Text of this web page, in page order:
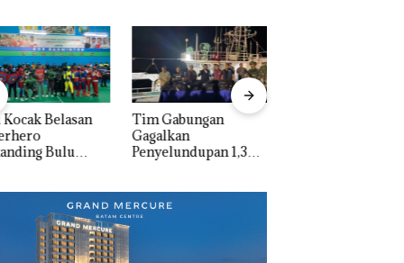
Belasan
Bulu
Tim Gabungan
Gagalkan
Penyelundupan 1,3